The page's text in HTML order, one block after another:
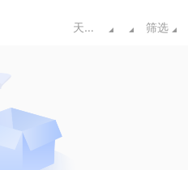
天水甘肃 筛选